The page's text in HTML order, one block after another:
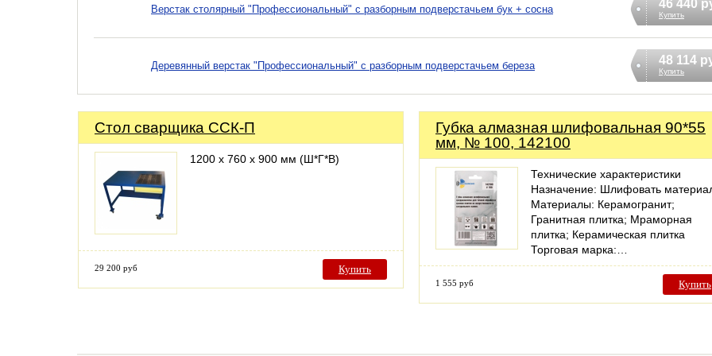
Верстак столярный "Профессиональный" с разборным подверстачьем бук + сосна 46 440
Купить
Деревянный верстак "Профессиональный" с разборным подверстачьем береза 48 114
Купить
Стол сварщика ССК-П
1200 х 760 х 900 мм (Ш*Г*В)
29 200 руб Купить
Губка алмазная шлифовальная 90*55
мм, № 100, 142100
Технические характеристики
Назначение: Шлифовать
Материалы: Керамогранит;
Гранитная плитка; Мраморная
плитка; Керамическая плитка
Торговая марка:…
1 555 руб Купить